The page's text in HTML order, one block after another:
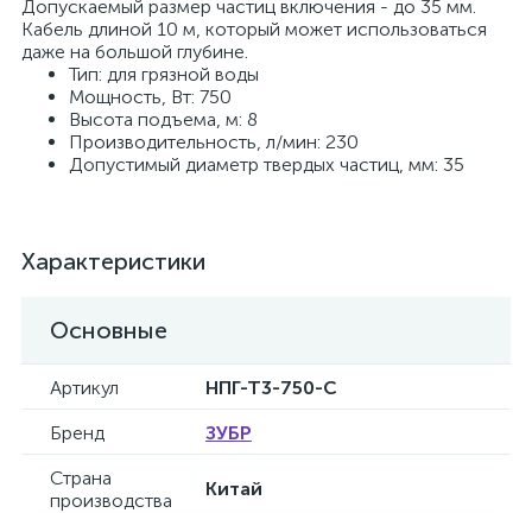
Допускаемый размер частиц включения - до 35 мм.
Кабель длиной 10 м, который может использоваться
даже на большой глубине.
Тип: для грязной воды
Мощность, Вт: 750
Высота подъема, м: 8
Производительность, л/мин: 230
Допустимый диаметр твердых частиц, мм: 35
Характеристики
Основные
Артикул
НПГ-Т3-750-С
Бренд
ЗУБР
Страна
производства
Китай